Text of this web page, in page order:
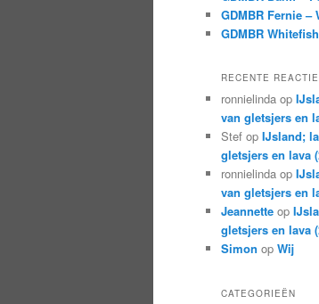
GDMBR Fernie –
GDMBR
RECENTE
ronnielinda op
van gletsjers en
Stef op IJsland;
gletsjers en lava
ronnielinda op
van gletsjers en
Jeannette op
gletsjers en lava
Simon op Wij
CATEGORIEËN